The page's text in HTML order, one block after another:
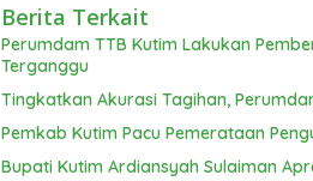
Berita Terkait
Perumdam TTB Kutim Lakukan
Terganggu
Tingkatkan Akurasi Tagihan,
Pemkab Kutim Pacu Pemerataan
Bupati Kutim Ardiansyah Sulaiman